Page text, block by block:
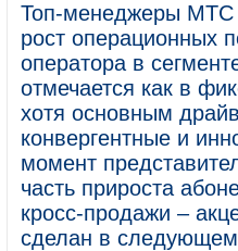
Топ-менеджеры МТС
рост операционных
оператора в
отмечается как в
хотя основным
конвергентные и
момент
часть прироста
кросс-продажи –
сделан в следующем